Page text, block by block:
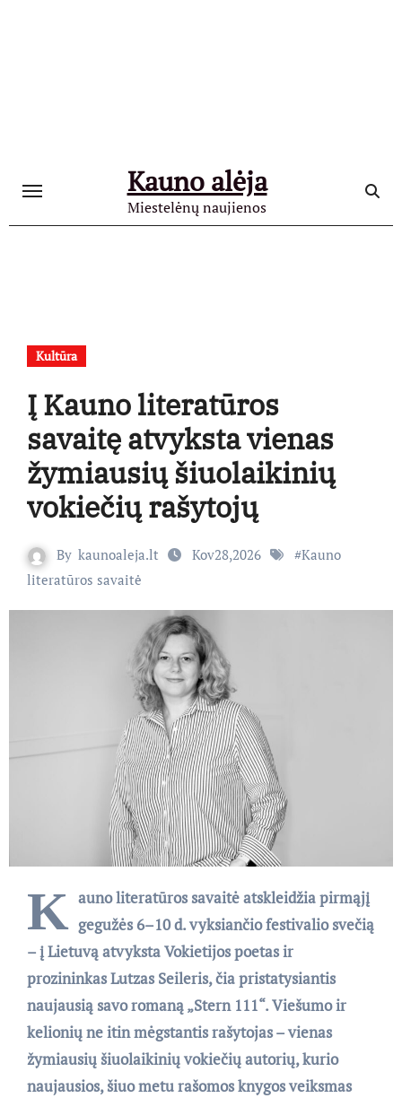
Kauno alėja
Miestelėnų naujienos
Kultūra
Į Kauno literatūros
savaitę atvyksta vienas
žymiausių šiuolaikinių
vokiečių rašytojų
By kaunoaleja.lt Kov28,2026 #Kauno
literatūros savaitė
K auno literatūros savaitė atskleidžia pirmąjį
gegužės 6–10 d. vyksiančio festivalio svečią
– į Lietuvą atvyksta Vokietijos poetas ir
prozininkas Lutzas Seileris, čia pristatysiantis
naujausią savo romaną „Stern 111“. Viešumo ir
kelionių ne itin mėgstantis rašytojas – vienas
žymiausių šiuolaikinių vokiečių autorių, kurio
naujausios, šiuo metu rašomos knygos veiksmas